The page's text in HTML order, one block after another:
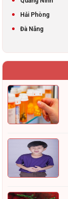
Hải Phòng
Đà Nẵng